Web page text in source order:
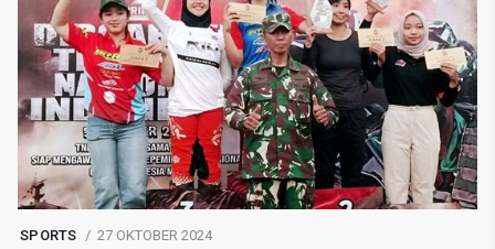
SPORTS 27 OKTOBER 2024